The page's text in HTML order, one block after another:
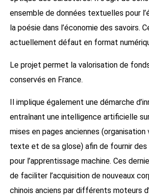
ensemble de données textuelles pour
la poésie dans l’économie des savoirs.
actuellement défaut en format
Le projet permet la valorisation de
conservés en France.
Il implique également une démarche
entraînant une intelligence artificielle
mises en pages anciennes (organisation
texte et de sa glose) afin de fournir
pour l’apprentissage machine. Ces
de faciliter l’acquisition de nouveaux
chinois anciens par différents moteurs